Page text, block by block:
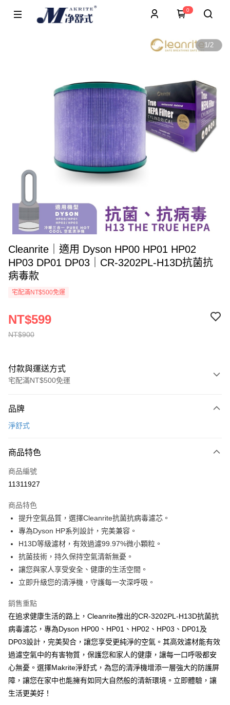
0
1/2
Cleanrite｜適用 Dyson HP00 HP01 HP02
HP03 DP01 DP03｜CR-3202PL-H13D抗菌抗
病毒款
宅配滿NT$500免運
NT$900
NT$599
付款與運送方式
宅配滿NT$500免運
信用卡一次付款
ATM付款
貨到付款
宅配(滿500元免運費)
每筆NT$120，滿NT$500(含以上)免運費
貨到付款
每筆NT$120，滿NT$500(含以上)免運費
品牌
淨舒式
商品特色
商品編號
11311927
商品特色
提升空氣品質，選擇Cleanrite抗菌抗病毒濾芯。
專為Dyson HP系列設計，完美兼容。
H13D等級濾材，有效過濾99.97%微小顆粒。
抗菌技術，持久保持空氣清新無憂。
讓您與家人享受安全、健康的生活空間。
立即升級您的清淨機，守護每一次深呼吸。
銷售重點
在追求健康生活的路上，Cleanrite推出的CR-3202PL-H13D抗菌抗
病毒濾芯，專為Dyson HP00、HP01、HP02、HP03、DP01及
DP03設計，完美契合，讓您享受更純淨的空氣。其高效濾材能有效
過濾空氣中的有害物質，保護您和家人的健康，讓每一口呼吸都安
心無憂。選擇Makrite淨舒式，為您的清淨機增添一層強大的防護屏
障，讓您在家中也能擁有如同大自然般的清新環境。立即體驗，讓
生活更美好！